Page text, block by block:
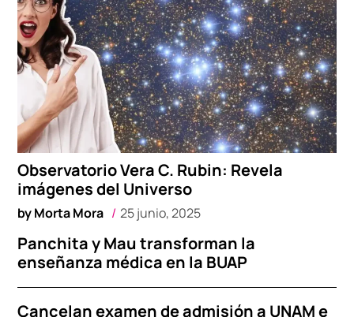
Observatorio Vera C. Rubin: Revela
imágenes del Universo
byMorta Mora 25 junio, 2025
Panchita y Mau transforman la
enseñanza médica en la BUAP
Cancelan examen de admisión a UNAM e